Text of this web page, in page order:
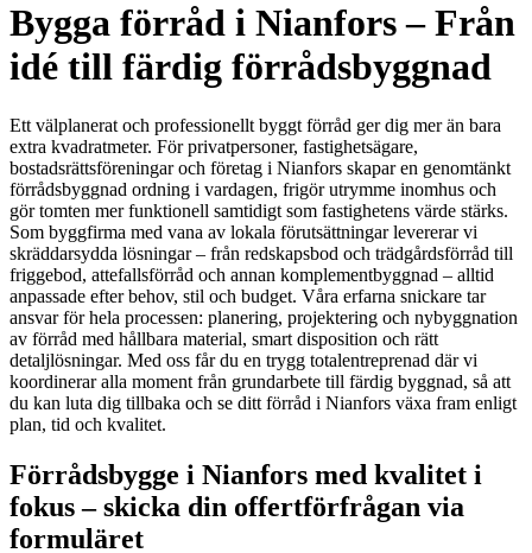
Bygga förråd i Nianfors – Från
idé till färdig förrådsbyggnad
Ett välplanerat och professionellt byggt förråd ger dig mer än bara
extra kvadratmeter. För privatpersoner, fastighetsägare,
bostadsrättsföreningar och företag i Nianfors skapar en genomtänkt
förrådsbyggnad ordning i vardagen, frigör utrymme inomhus och
gör tomten mer funktionell samtidigt som fastighetens värde stärks.
Som byggfirma med vana av lokala förutsättningar levererar vi
skräddarsydda lösningar – från redskapsbod och trädgårdsförråd till
friggebod, attefallsförråd och annan komplementbyggnad – alltid
anpassade efter behov, stil och budget. Våra erfarna snickare tar
ansvar för hela processen: planering, projektering och nybyggnation
av förråd med hållbara material, smart disposition och rätt
detaljlösningar. Med oss får du en trygg totalentreprenad där vi
koordinerar alla moment från grundarbete till färdig byggnad, så att
du kan luta dig tillbaka och se ditt förråd i Nianfors växa fram enligt
plan, tid och kvalitet.
Förrådsbygge i Nianfors med kvalitet i
fokus – skicka din offertförfrågan via
formuläret